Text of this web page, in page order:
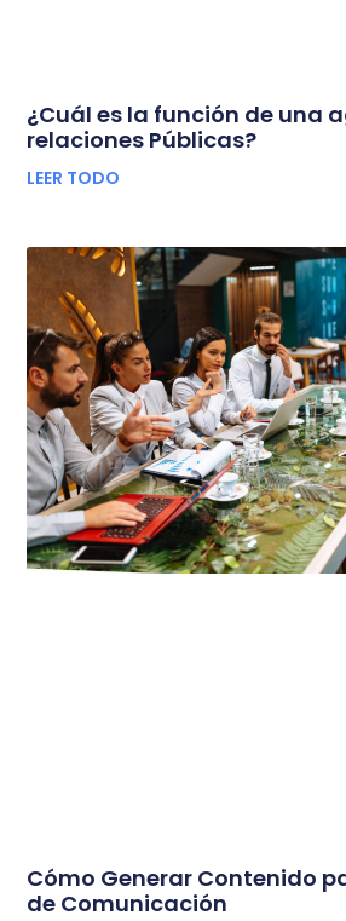
¿Cuál es la función de una
relaciones Públicas?
LEER TODO
Cómo Generar Contenido
de Comunicación